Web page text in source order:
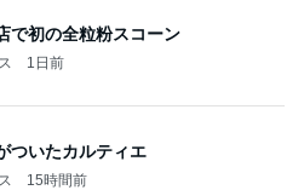
で初の全粒粉スコーン
1日前
ついたカルティエ
15時間前